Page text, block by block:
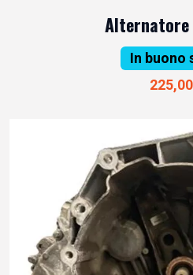
Alternatore
In buono